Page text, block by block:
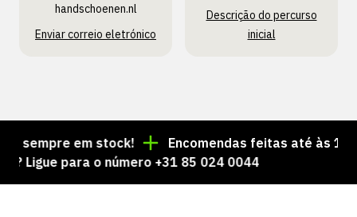
handschoenen.nl
Enviar correio eletrónico
Descrição do percurso
inicial
em stock!
Encomendas feitas até às 15:00
para o número +31 85 024 0044